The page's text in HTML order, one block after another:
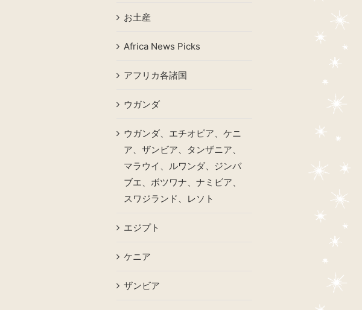
お土産
Africa News Picks
アフリカ各諸国
ウガンダ
ウガンダ、エチオピア、ケニ
ア、ザンビア、タンザニア、
マラウイ、ルワンダ、ジンバ
ブエ、ボツワナ、ナミビア、
スワジランド、レソト
エジプト
ケニア
ザンビア